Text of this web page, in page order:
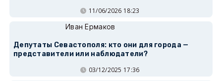
11/06/2026 18:23
Иван Ермаков
Депутаты Севастополя: кто они для города —
представители или наблюдатели?
03/12/2025 17:36